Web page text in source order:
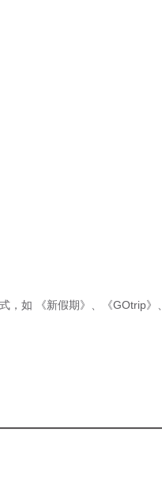
，如 《新假期》 《GOtrip》